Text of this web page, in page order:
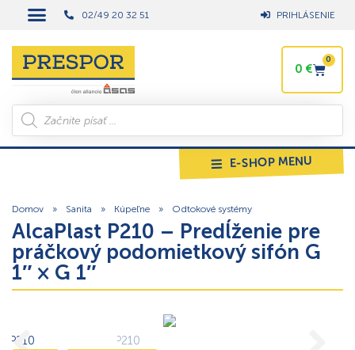
02/49 20 32 51 PRIHLÁSENIE
0 €
0
E-SHOP MENU
Domov » Sanita » Kúpeľne » Odtokové systémy
AlcaPlast P210 – Predĺženie pre
práčkový podomietkový sifón G
1″ × G 1″